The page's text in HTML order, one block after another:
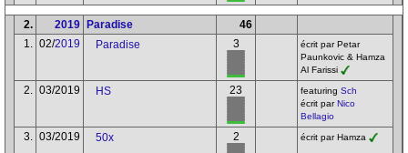
2. 2019 Paradise
46
1. 02/2019 Paradise 3
écrit par Petar
Paunkovic & Hamza
Al Farissi
2. 03/2019 HS 23 featuring Sch
écrit parNico
Bellagio
3. 03/2019 50x 2 écrit par Hamza